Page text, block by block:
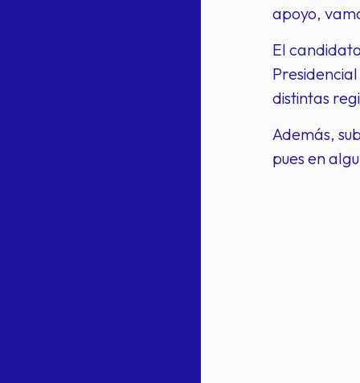
apoyo,
El
distintas
Además,
pues en